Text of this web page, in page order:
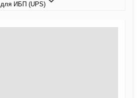
для ИБП (UPS)